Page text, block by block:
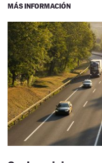
MÁS INFORMACIÓN